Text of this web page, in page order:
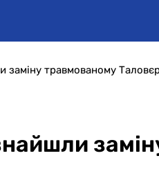
заміну травмованому